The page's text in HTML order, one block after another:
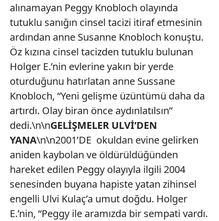
alınamayan Peggy Knobloch olayında
tutuklu sanığın cinsel tacizi itiraf etmesinin
ardından anne Susanne Knobloch konuştu.
Öz kızına cinsel tacizden tutuklu bulunan
Holger E.’nin evlerine yakın bir yerde
oturduğunu hatırlatan anne Sussane
Knobloch, “Yeni gelişme üzüntümü daha da
artırdı. Olay biran önce aydınlatılsın”
dedi.\n\nGELİŞMELER ULVİ’DEN
YANA\n\n2001’DE okuldan evine gelirken
aniden kaybolan ve öldürüldüğünden
hareket edilen Peggy olayıyla ilgili 2004
senesinden buyana hapiste yatan zihinsel
engelli Ulvi Kulaç’a umut doğdu. Holger
E.’nin, “Peggy ile aramızda bir sempati vardı.